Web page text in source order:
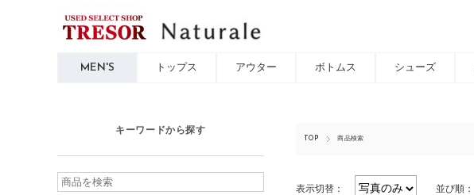
MEN'S トップス アウター ボトムス シューズ
TOP 商品検索
表示切替： 並び順：
キーワードから探す